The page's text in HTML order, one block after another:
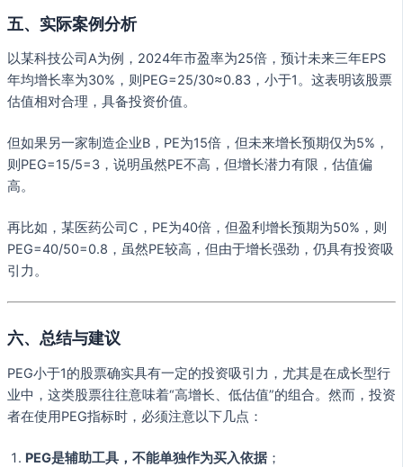
五、实际案例分析
以某科技公司A为例，2024年市盈率为25倍，预计未来三年EPS
年均增长率为30%，则PEG=25/30≈0.83，小于1。这表明该股票
估值相对合理，具备投资价值。
但如果另一家制造企业B，PE为15倍，但未来增长预期仅为5%，
则PEG=15/5=3，说明虽然PE不高，但增长潜力有限，估值偏
高。
再比如，某医药公司C，PE为40倍，但盈利增长预期为50%，则
PEG=40/50=0.8，虽然PE较高，但由于增长强劲，仍具有投资吸
引力。
六、总结与建议
PEG小于1的股票确实具有一定的投资吸引力，尤其是在成长型行
业中，这类股票往往意味着“高增长、低估值”的组合。然而，投资
者在使用PEG指标时，必须注意以下几点：
PEG是辅助工具，不能单独作为买入依据 ；